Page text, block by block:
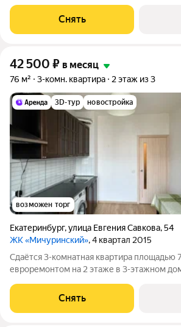
Холодильник Кондиционер Микроволновка Дом - монолитный,
окна выходят во двор и на
Снять
42 500 ₽ в месяц
76 м² 3-комн. квартира 2 этаж из 3
3D-тур новостройка
возможен торг
Екатеринбург,улица Евгения Савкова,54
ЖК «Мичуринский», 4 квартал 2015
Сдаётся 3-комнатная квартира площадью
евроремонтом на 2 этаже в 3-этажном
Холодильник Кухонная плита Дом - монолитный, окна выходят
во двор и на улицу. Есть
Снять